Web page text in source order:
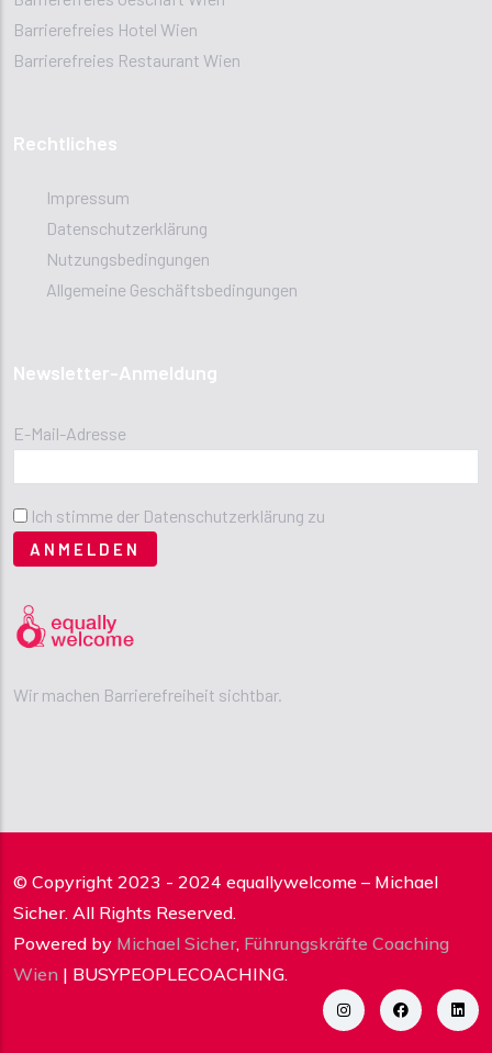
Barrierefreies Hotel Wien
Barrierefreies Restaurant Wien
Rechtliches
Impressum
Datenschutzerklärung
Nutzungsbedingungen
Allgemeine Geschäftsbedingungen
Newsletter-Anmeldung
E-Mail-Adresse
Ich stimme der Datenschutzerklärung zu
Wir machen Barrierefreiheit sichtbar.
© Copyright 2023 - 2024 equallywelcome – Michael
Sicher. All Rights Reserved.
Powered by Michael Sicher, Führungskräfte Coaching
Wien | BUSYPEOPLECOACHING.